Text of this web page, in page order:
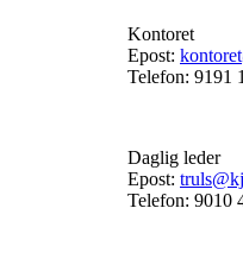
Kontoret
Epost:
Telefon: 9191
Daglig leder
Epost:
Telefon: 9010